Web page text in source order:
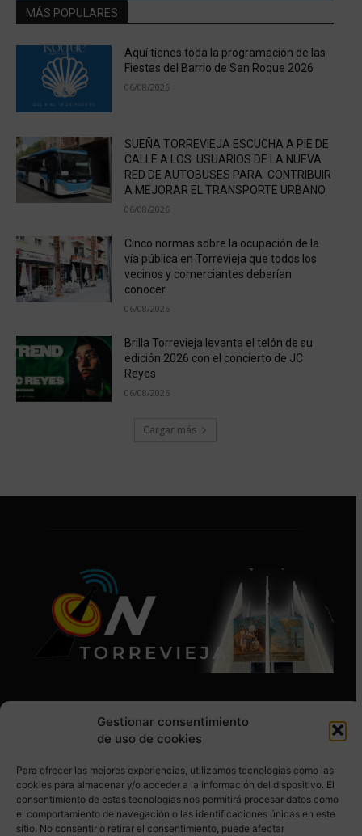
Gestionar consentimiento
de uso de cookies
Para ofrecer las mejores experiencias, utilizamos tecnologías como las
cookies para almacenar y/o acceder a la información del dispositivo. El
consentimiento de estas tecnologías nos permitirá procesar datos como
el comportamiento de navegación o las identificaciones únicas en este
sitio. No consentir o retirar el consentimiento, puede afectar
MÁS POPULARES
Aquí tienes toda la programación de las
Fiestas del Barrio de San Roque 2026
06/08/2026
SUEÑA TORREVIEJA ESCUCHA A PIE DE
CALLE A LOS USUARIOS DE LA NUEVA
RED DE AUTOBUSES PARA CONTRIBUIR
A MEJORAR EL TRANSPORTE URBANO
06/08/2026
Cinco normas sobre la ocupación de la
vía pública en Torrevieja que todos los
vecinos y comerciantes deberían
conocer
06/08/2026
Brilla Torrevieja levanta el telón de su
edición 2026 con el concierto de JC
Reyes
06/08/2026
Cargar más
SÍGUENOS EN REDES SOCIALES